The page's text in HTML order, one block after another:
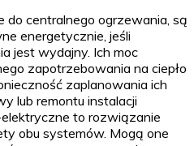
do centralnego ogrzewania, są
energetycznie, jeśli
jest wydajny. Ich moc
zapotrzebowania na ciepło
zaplanowania ich
lub remontu instalacji
to rozwiązanie
obu systemów. Mogą one